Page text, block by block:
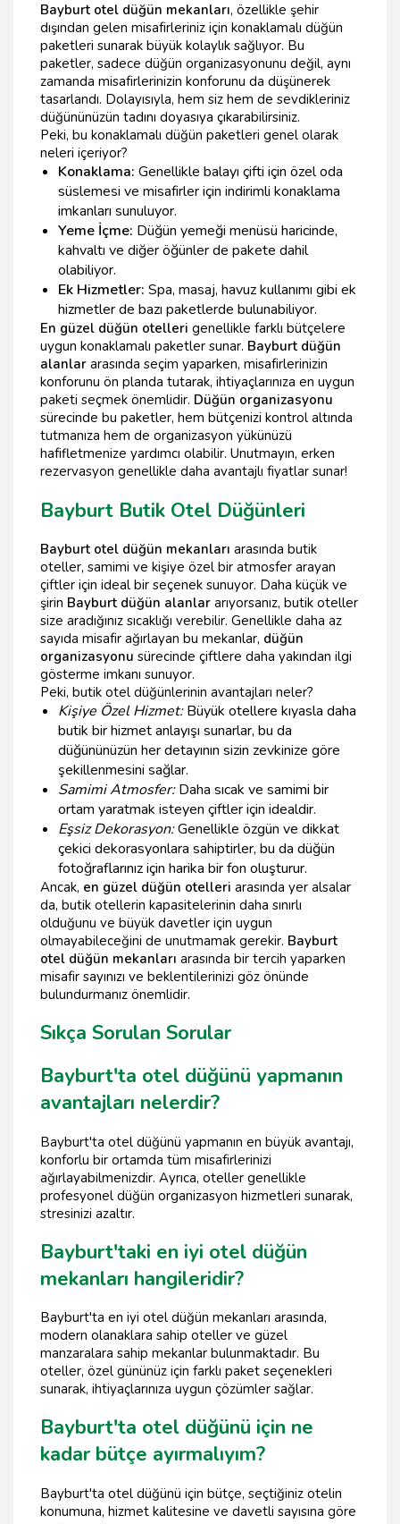
Bayburt otel düğün mekanları, özellikle şehir
dışından gelen misafirleriniz için konaklamalı düğün
paketleri sunarak büyük kolaylık sağlıyor. Bu
paketler, sadece düğün organizasyonunu değil, aynı
zamanda misafirlerinizin konforunu da düşünerek
tasarlandı. Dolayısıyla, hem siz hem de sevdikleriniz
düğününüzün tadını doyasıya çıkarabilirsiniz.
Peki, bu konaklamalı düğün paketleri genel olarak
neleri içeriyor?
Konaklama: Genellikle balayı çifti için özel oda
süslemesi ve misafirler için indirimli konaklama
imkanları sunuluyor.
Yeme İçme: Düğün yemeği menüsü haricinde,
kahvaltı ve diğer öğünler de pakete dahil
olabiliyor.
Ek Hizmetler: Spa, masaj, havuz kullanımı gibi ek
hizmetler de bazı paketlerde bulunabiliyor.
En güzel düğün otelleri genellikle farklı bütçelere
uygun konaklamalı paketler sunar. Bayburt düğün
alanlar arasında seçim yaparken, misafirlerinizin
konforunu ön planda tutarak, ihtiyaçlarınıza en uygun
paketi seçmek önemlidir. Düğün organizasyonu
sürecinde bu paketler, hem bütçenizi kontrol altında
tutmanıza hem de organizasyon yükünüzü
hafifletmenize yardımcı olabilir. Unutmayın, erken
rezervasyon genellikle daha avantajlı fiyatlar sunar!
Bayburt Butik Otel Düğünleri
Bayburt otel düğün mekanları arasında butik
oteller, samimi ve kişiye özel bir atmosfer arayan
çiftler için ideal bir seçenek sunuyor. Daha küçük ve
şirin Bayburt düğün alanlar arıyorsanız, butik oteller
size aradığınız sıcaklığı verebilir. Genellikle daha az
sayıda misafir ağırlayan bu mekanlar, düğün
organizasyonu sürecinde çiftlere daha yakından ilgi
gösterme imkanı sunuyor.
Peki, butik otel düğünlerinin avantajları neler?
Kişiye Özel Hizmet:Büyük otellere kıyasla daha
butik bir hizmet anlayışı sunarlar, bu da
düğününüzün her detayının sizin zevkinize göre
şekillenmesini sağlar.
Samimi Atmosfer:Daha sıcak ve samimi bir
ortam yaratmak isteyen çiftler için idealdir.
Eşsiz Dekorasyon:Genellikle özgün ve dikkat
çekici dekorasyonlara sahiptirler, bu da düğün
fotoğraflarınız için harika bir fon oluşturur.
Ancak, en güzel düğün otelleri arasında yer alsalar
da, butik otellerin kapasitelerinin daha sınırlı
olduğunu ve büyük davetler için uygun
olmayabileceğini de unutmamak gerekir. Bayburt
otel düğün mekanları arasında bir tercih yaparken
misafir sayınızı ve beklentilerinizi göz önünde
bulundurmanız önemlidir.
Sıkça Sorulan Sorular
Bayburt'ta otel düğünü yapmanın
avantajları nelerdir?
Bayburt'ta otel düğünü yapmanın en büyük avantajı,
konforlu bir ortamda tüm misafirlerinizi
ağırlayabilmenizdir. Ayrıca, oteller genellikle
profesyonel düğün organizasyon hizmetleri sunarak,
stresinizi azaltır.
Bayburt'taki en iyi otel düğün
mekanları hangileridir?
Bayburt'ta en iyi otel düğün mekanları arasında,
modern olanaklara sahip oteller ve güzel
manzaralara sahip mekanlar bulunmaktadır. Bu
oteller, özel gününüz için farklı paket seçenekleri
sunarak, ihtiyaçlarınıza uygun çözümler sağlar.
Bayburt'ta otel düğünü için ne
kadar bütçe ayırmalıyım?
Bayburt'ta otel düğünü için bütçe, seçtiğiniz otelin
konumuna, hizmet kalitesine ve davetli sayısına göre